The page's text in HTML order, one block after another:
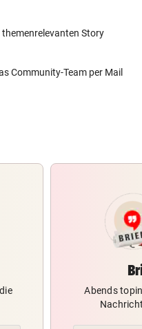
themenrelevanten Story
Community-Team per Mail
Abends